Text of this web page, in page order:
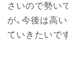
さいので勢い
が、今後は高
ていきたいで